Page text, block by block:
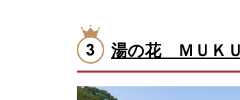
湯の花 ＭＵＫＵ